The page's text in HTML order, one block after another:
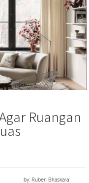
Ruangan
by: Ruben Bhaskara